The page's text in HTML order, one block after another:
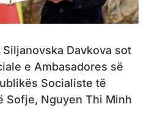
Davkova sot
e Ambasadores së
Socialiste të
Sofje, Nguyen Thi Minh